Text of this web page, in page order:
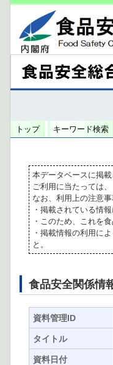
トップ キーワード検索
本データベースに掲
ご利用に当たっては
なお、利用上の注意
・掲載されている情
・このため、これを
・掲載情報の利用に
と。
食品安全関係情
資料管理ID
タイトル
資料日付